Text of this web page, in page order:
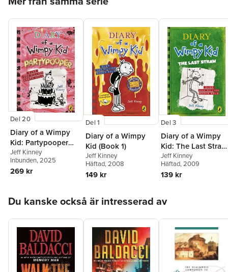
Del 20
Diary of a Wimpy
Kid: Partypooper
(Book 20)
Jeff Kinney
Inbunden, 2025
269 kr
Del 1
Diary of a Wimpy
Kid (Book 1)
Jeff Kinney
Häftad, 2008
149 kr
Del 3
Diary of a Wimpy
Kid: The Last Straw
(Book 3)
Jeff Kinney
Häftad, 2009
139 kr
Du kanske också är intresserad av